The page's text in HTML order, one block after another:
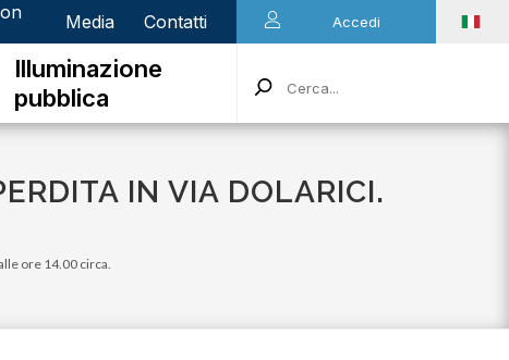
Media Contatti Accedi
Illuminazione
pubblica
IN VIA DOLARICI.
ore 14.00 circa.